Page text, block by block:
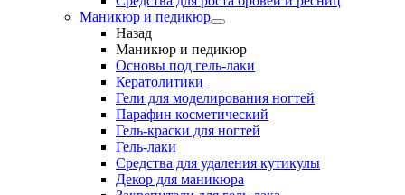
Маникюр и педикюр
Назад
Маникюр и педикюр
Основы под гель-лаки
Кератолитики
Гели для моделирования ногтей
Парафин косметический
Гель-краски для ногтей
Гель-лаки
Средства для удаления кутикулы
Декор для маникюра